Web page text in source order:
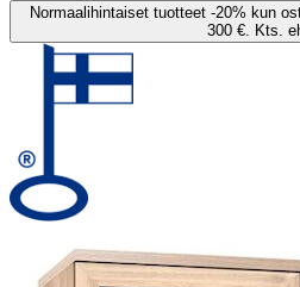
Normaalihintaiset tuotteet -20% kun
300 €. Kts.